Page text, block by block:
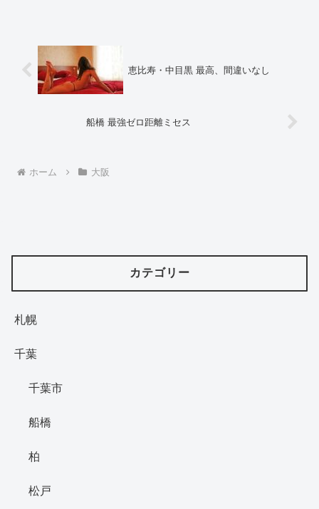
恵比寿・中目黒 最高、間違いなし
船橋 最強ゼロ距離ミセス
ホーム 大阪
カテゴリー
札幌
千葉
千葉市
船橋
柏
松戸